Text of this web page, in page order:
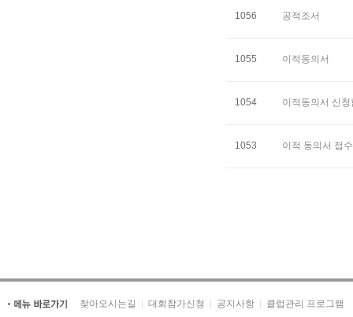
1056 공적조서
1055 이적동의서
1054 이적동의서 신청
1053 이적 동의서 접
찾아오시는길 대회참가신청 공지사항 클럽관리 프로그램